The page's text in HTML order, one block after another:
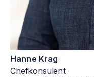
Hanne Krag
Chefkonsulent